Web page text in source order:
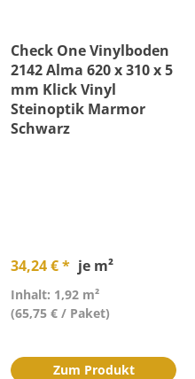
Check One Vinylboden
2142 Alma 620 x 310 x 5
mm Klick Vinyl
Steinoptik Marmor
Schwarz
34,24 € * je m²
Inhalt: 1,92 m²
(65,75 € / Paket)
Zum Produkt